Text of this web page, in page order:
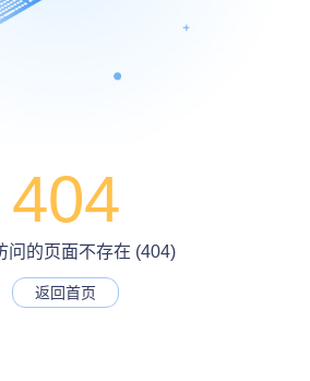
404
问的页面不存在 (404)
返回首页